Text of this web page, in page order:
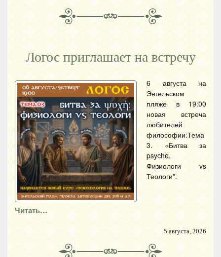
Логос приглашает на встречу
6 августа на
Энгельском
пляже в 19:00
новая встреча
любителей
философии:Тема
3. «Битва за
psyche.
Физиологи vs
Теологи".
Читать…
5 августа, 2026